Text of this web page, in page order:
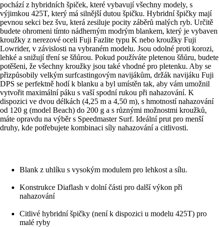
pochází z hybridních špiček, které vybavují všechny modely, s
výjimkou 425T, který má silnější dutou špičku. Hybridní špičky mají
pevnou sekci bez švu, která zesiluje pocity záběrů malých ryb. Určitě
budete ohromeni tímto nádherným modrým blankem, který je vybaven
kroužky z nerezové oceli Fuji Fazlite typu K nebo kroužky Fuji
Lowrider, v závislosti na vybraném modelu. Jsou odolné proti korozi,
lehké a snižují tření se šňůrou. Pokud používáte pletenou šňůru, budete
potěšeni, že všechny kroužky jsou také vhodné pro pletenku. Aby se
přizpůsobily velkým surfcastingovým navijákům, držák navijáku Fuji
DPS se perfektně hodí k blanku a byl umístěn tak, aby vám umožnil
vytvořit maximální páku s vaší spodní rukou při nahazování. K
dispozici ve dvou délkách (4,25 m a 4,50 m), s hmotností nahazování
od 120 g (model Beach) do 200 g a s různými možnostmi kroužků,
máte opravdu na výběr s Speedmaster Surf. Ideální prut pro menší
druhy, kde potřebujete kombinaci síly nahazování a citlivosti.
Blank z uhlíku s vysokým modulem pro lehkost a sílu.
Konstrukce Diaflash v dolní části pro další výkon při
nahazování
Citlivé hybridní špičky (není k dispozici u modelu 425T) pro
malé ryby